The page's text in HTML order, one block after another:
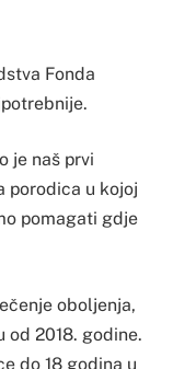
Fonda
je naš prvi
porodica u kojoj
pomagati gdje
oboljenja,
od 2018. godine.
do 18 godina u